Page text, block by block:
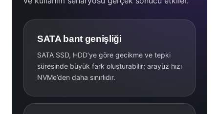
SATA bant genişliği
SATA SSD, HDD’ye göre gecikme ve tepki
süresinde büyük fark oluşturabilir; arayüz hızı
NVMe’den daha sınırlıdır.